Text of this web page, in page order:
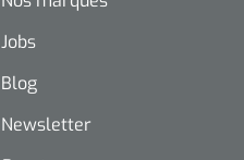
Jobs
Blog
Newsletter